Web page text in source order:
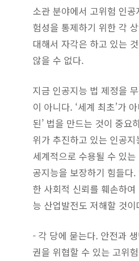
소관 분야에서 고위험 인
험성을 통제하기 위한 각
대해서 자각은 하고 있는
않을 수 없다.
지금 인공지능 법 제정을
이 아니다. ‘세계 최초’가
된’ 법을 만드는 것이 중요
위가 추진하고 있는 인공
세계적으로 수용될 수 있는
공지능을 보장하기 힘들다
한 사회적 신뢰를 훼손하여
능 산업발전도 저해할 것이
- 각 당에 묻는다. 안전과
권을 위협할 수 있는 고위